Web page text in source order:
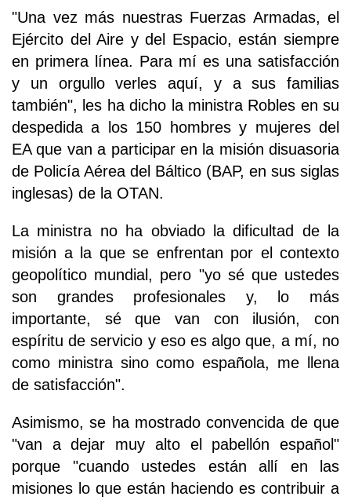
"Una vez más nuestras Fuerzas Armadas, el
Ejército del Aire y del Espacio, están siempre
en primera línea. Para mí es una satisfacción
y un orgullo verles aquí, y a sus familias
también", les ha dicho la ministra Robles en su
despedida a los 150 hombres y mujeres del
EA que van a participar en la misión disuasoria
de Policía Aérea del Báltico (BAP, en sus siglas
inglesas) de la OTAN.
La ministra no ha obviado la dificultad de la
misión a la que se enfrentan por el contexto
geopolítico mundial, pero "yo sé que ustedes
son grandes profesionales y, lo más
importante, sé que van con ilusión, con
espíritu de servicio y eso es algo que, a mí, no
como ministra sino como española, me llena
de satisfacción".
Asimismo, se ha mostrado convencida de que
"van a dejar muy alto el pabellón español"
porque "cuando ustedes están allí en las
misiones lo que están haciendo es contribuir a